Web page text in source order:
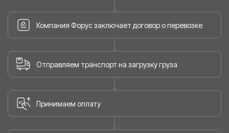
Компания Форус заключает договор о перевозке
Отправляем транспорт на загрузку груза
Принимаем оплату